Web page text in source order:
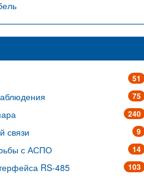
51
75
240
9
связи
14
с АСПО
103
RS-485